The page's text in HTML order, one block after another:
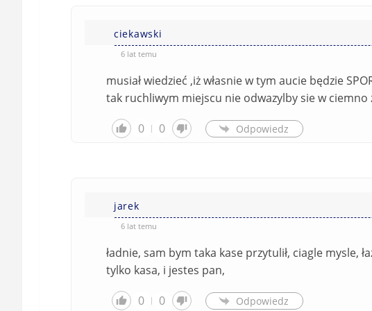
s
ę
o
b
o
e
ciekawski
6 lat temu
musiał wiedzieć ,iż własnie w tym aucie będzie
tak ruchliwym miejscu nie odwazylby sie w ciemno
0
0 Odpowiedz
jarek
6 lat temu
ładnie, sam bym taka kase przytulił, ciagle mysle,
tylko kasa, i jestes pan,
0
0 Odpowiedz